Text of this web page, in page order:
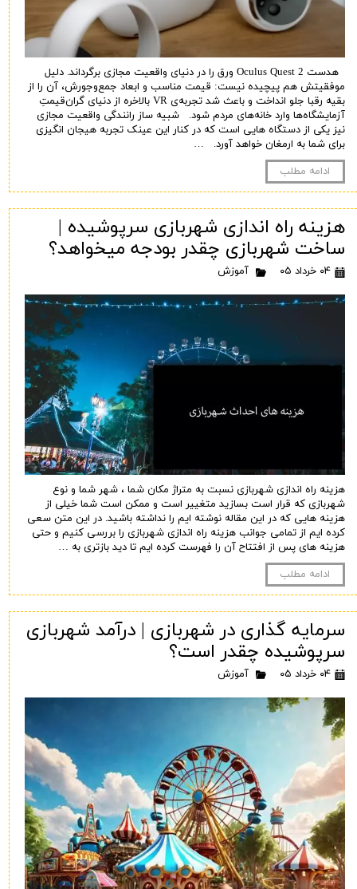
هدست Oculus Quest 2 ورق را در دنیای واقعیت مجازی برگرداند. دلیل
موفقیتش هم پیچیده نیست: قیمت مناسب و ابعاد جمع‌وجورش، آن را از
بقیه رقبا جلو انداخت و باعث شد تجربه‌ی VR بالاخره از دنیای گران‌قیمتِ
آزمایشگاه‌ها وارد خانه‌های مردم شود. شبیه ساز رانندگی واقعیت مجازی
نیز یکی از دستگاه هایی است که در کنار این عینک تجربه هیجان انگیزی
برای شما به ارمغان خواهد آورد. …
ادامه مطلب
هزینه راه اندازی شهربازی سرپوشیده |
ساخت شهربازی چقدر بودجه میخواهد؟
۰۴ خرداد ۰۵ آموزش
هزینه راه اندازی شهربازی نسبت به متراژ مکان شما ، شهر شما و نوع
شهربازی که قرار است بسازید متغییر است و ممکن است شما خیلی از
هزینه هایی که در این مقاله نوشته ایم را نداشته باشید. در این متن سعی
کرده ایم از تمامی جوانب هزینه راه اندازی شهربازی را بررسی کنیم و حتی
هزینه های پس از افتتاح آن را فهرست کرده ایم تا دید بازتری به …
ادامه مطلب
سرمایه گذاری در شهربازی | درآمد شهربازی
سرپوشیده چقدر است؟
۰۴ خرداد ۰۵ آموزش